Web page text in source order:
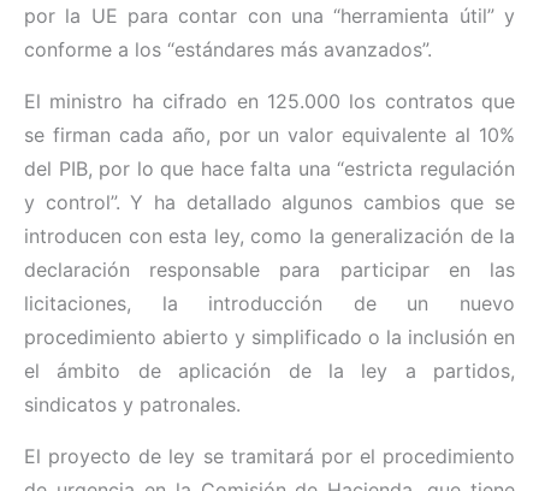
por la UE para contar con una “herramienta útil” y
conforme a los “estándares más avanzados”.
El ministro ha cifrado en 125.000 los contratos que
se firman cada año, por un valor equivalente al 10%
del PIB, por lo que hace falta una “estricta regulación
y control”. Y ha detallado algunos cambios que se
introducen con esta ley, como la generalización de la
declaración responsable para participar en las
licitaciones, la introducción de un nuevo
procedimiento abierto y simplificado o la inclusión en
el ámbito de aplicación de la ley a partidos,
sindicatos y patronales.
El proyecto de ley se tramitará por el procedimiento